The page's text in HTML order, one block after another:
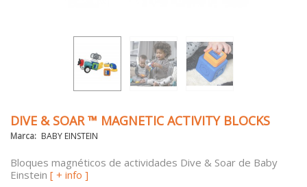
DIVE & SOAR ™ MAGNETIC ACTIVITY BLOCKS
Marca: BABY EINSTEIN
Bloques magnéticos de actividades Dive & Soar de Baby
Einstein [ + info ]